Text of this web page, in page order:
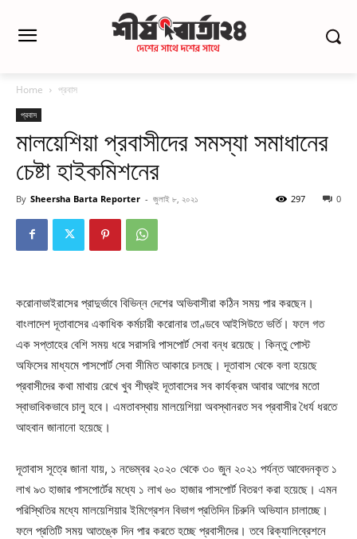
Home প্রবাস
প্রবাস
মালয়েশিয়া প্রবাসীদের সমস্যা সমাধানের
চেষ্টা হাইকমিশনের
By Sheersha Barta Reporter - জুলাই ৮, ২০২১ 0
297
করোনাভাইরাসের প্রাদুর্ভাবে বিভিন্ন দেশের অভিবাসীরা কঠিন সময় পার করছেন।
বাংলাদেশ দূতাবাসের একাধিক কর্মচারী করোনার তাণ্ডবে আইসিউতে ভর্তি। ফলে গত
এক সপ্তাহের বেশি সময় ধরে সরাসরি পাসপোর্ট সেবা বন্ধ রয়েছে। কিন্তু পোস্ট
অফিসের মাধ্যমে পাসপোর্ট সেবা সীমিত আকারে চলছে। দূতাবাস থেকে বলা হয়েছে
প্রবাসীদের কথা মাথায় রেখে খুব শীঘ্রই দূতাবাসের সব কার্যক্রম আবার আগের মতো
স্বাভাবিকভাবে চালু হবে। এমতাবস্থায় মালয়েশিয়া অবস্থানরত সব প্রবাসীর ধৈর্য ধরতে
আহবান জানানো হয়েছে।
দূতাবাস সূত্রে জানা যায়, ১ নভেম্বর ২০২০ থেকে ৩০ জুন ২০২১ পর্যন্ত আবেদনকৃত ১
লাখ ৯৩ হাজার পাসপোর্টের মধ্যে ১ লাখ ৬০ হাজার পাসপোর্ট বিতরণ করা হয়েছে। এমন
পরিস্থিতির মধ্যে মালয়েশিয়ার ইমিগ্রেশন বিভাগ প্রতিদিন চিরুনি অভিযান চালাচ্ছে।
ফলে প্রতিটি সময় আতঙ্কে দিন পার করতে হচ্ছে প্রবাসীদের। তবে রিক্যালিব্রেশনে